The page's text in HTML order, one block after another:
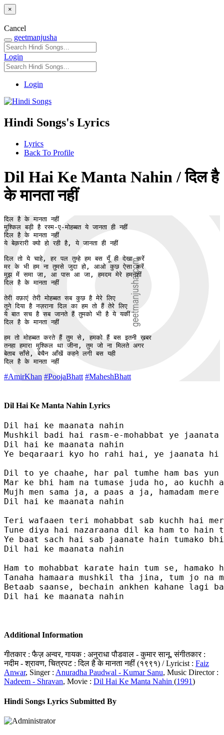
×
Cancel
geetmanjusha
Login
Login
Hindi Songs's Lyrics
Lyrics
Back To Profile
Dil Hai Ke Manta Nahin / दिल है
के मानता नहीं
दिल है के मानता नहीं
मुश्किल बड़ी है रस्म-ए-मोहब्बत ये जानता ही नहीं
दिल है के मानता नहीं
ये बेक़रारी क्यो हो रही है, ये जानता ही नहीं
दिल तो ये चाहे, हर पल तुम्हे हम बस यूँ ही देखा करें
मर के भी हम ना तुमसे जुदा हो, आओ कुछ ऐसा करें
मुझ में समा जा, आ पास आ जा, हमदम मेरे हमनशीं
दिल है के मानता नहीं
तेरी वफ़ाएं तेरी मोहब्बत सब कुछ है मेरे लिए
तूने दिया है नज़राना दिल का हम तो हैं तेरे लिए
ये बात सच है सब जानते हैं तुमको भी है ये यकीं
दिल है के मानता नहीं
हम तो मोहब्बत करते हैं तुम से, हमको हैं बस इतनी ख़बर
तनहा हमारा मुश्किल था जीना, तुम जो ना मिलते अगर
बेताब साँसे, बेचैन आँखें कहने लगी बस यही
दिल है के मानता नहीं
#AmirKhan #PoojaBhatt #MaheshBhatt
Dil Hai Ke Manta Nahin Lyrics
Dil hai ke maanata nahin
Mushkil badi hai rasm-e-mohabbat ye
Dil hai ke maanata nahin
Ye beqaraari kyo ho rahi hai, ye jaanata hi
Dil to ye chaahe, har pal tumhe ham bas yun
Mar ke bhi ham na tumase juda ho, ao kuchh
Mujh men sama ja, a paas a ja, hamadam mere
Dil hai ke maanata nahin
Teri wafaaen teri mohabbat sab kuchh hai
Tune diya hai nazaraana dil ka ham to
Ye baat sach hai sab jaanate hain tumako
Dil hai ke maanata nahin
Ham to mohabbat karate hain tum se,
Tanaha hamaara mushkil tha jina, tum jo na
Betaab saanse, bechain ankhen kahane lagi
Dil hai ke maanata nahin
Additional Information
गीतकार : फैज़ अन्वर, गायक : अनुराधा पौडवाल - कुमार सानू, संगीतकार :
नदीम - श्रावण, चित्रपट : दिल है के मानता नहीं (१९९१) / Lyricist : Faiz
Anwar, Singer : Anuradha Paudwal - Kumar Sanu, Music Director :
Nadeem - Shravan, Movie : Dil Hai Ke Manta Nahin (1991)
Hindi Songs Lyrics Submitted By